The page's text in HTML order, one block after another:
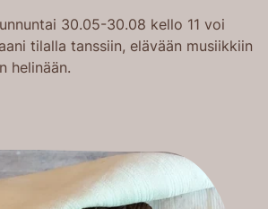
30.05-30.08 kello 11 voi
tilalla tanssiin, elävään musiikkiin
helinään.